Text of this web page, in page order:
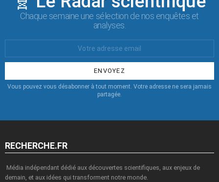
Chaque semaine une sélection de nos enquêtes et
analyses.
:
Vous pouvez vous désabonner à tout moment. Votre adresse ne sera jamais
partagée.
RECHERCHE.FR
Média indépendant dédié aux découvertes scientifiques, aux enjeux de
demain, et aux idées qui transforment notre monde.